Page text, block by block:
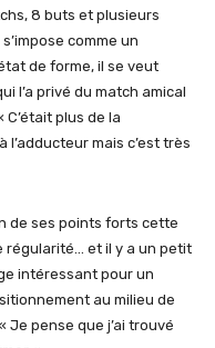
8 buts et plusieurs
comme un
de forme, il se veut
l’a privé du match amical
plus de la
mais c’est très
de ses points forts cette
régularité… et il y a un petit
intéressant pour un
au milieu de
pense que j’ai trouvé